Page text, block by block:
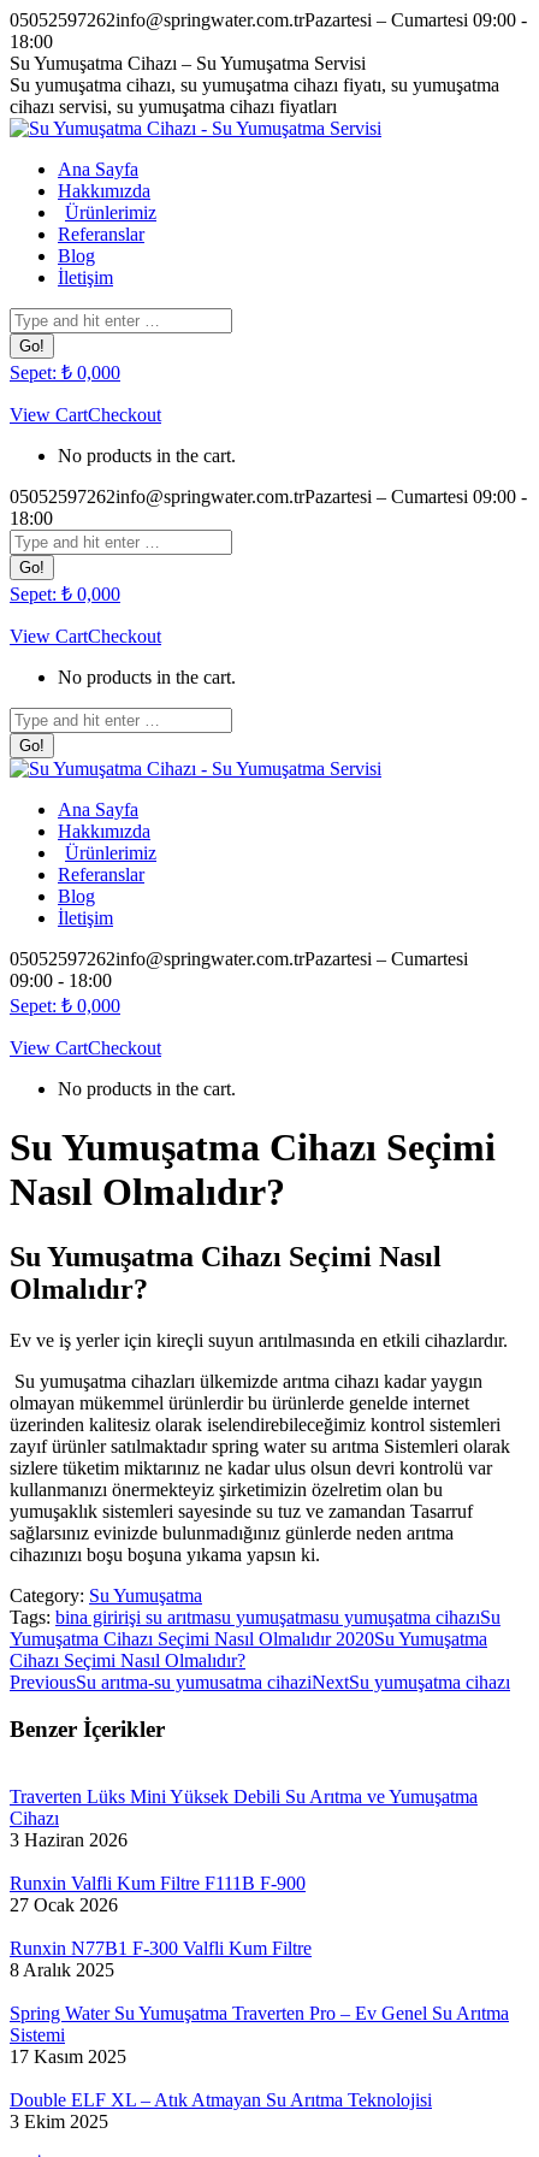
Skip
to
content
05052597262info@springwater.com.trPazartesi – Cumartesi 09:00 -
18:00
Facebook
page
opens
in
window
Twitter
page
opens
in
window
Pinterest
page
opens
in
window
Instagram
page
opens
in
window
Su Yumuşatma Cihazı – Su Yumuşatma Servisi
Su yumuşatma cihazı, su yumuşatma cihazı fiyatı, su yumuşatma
cihazı servisi, su yumuşatma cihazı fiyatları
Ana Sayfa
Hakkımızda
Ürünlerimiz
Referanslar
Blog
İletişim
Search:
Sepet: ₺ 0,000
View CartCheckout
No products in the cart.
05052597262info@springwater.com.trPazartesi – Cumartesi 09:00 -
18:00
Facebook
page
opens
in
new
window
Twitter
page
opens
in
new
window
Pinterest
page
opens
in
new
window
Instagram
page
opens
in
new
window
Search:
Sepet: ₺ 0,000
View CartCheckout
No products in the cart.
Search:
Ana Sayfa
Hakkımızda
Ürünlerimiz
Referanslar
Blog
İletişim
05052597262info@springwater.com.trPazartesi – Cumartesi
09:00 - 18:00
Sepet: ₺ 0,000
View CartCheckout
No products in the cart.
Su Yumuşatma Cihazı Seçimi
Nasıl Olmalıdır?
Su Yumuşatma Cihazı Seçimi Nasıl
Olmalıdır?
Ev ve iş yerler için kireçli suyun arıtılmasında en etkili cihazlardır.
Su yumuşatma cihazları ülkemizde arıtma cihazı kadar yaygın
olmayan mükemmel ürünlerdir bu ürünlerde genelde internet
üzerinden kalitesiz olarak iselendirebileceğimiz kontrol sistemleri
zayıf ürünler satılmaktadır spring water su arıtma Sistemleri olarak
sizlere tüketim miktarınız ne kadar ulus olsun devri kontrolü var
kullanmanızı önermekteyiz şirketimizin özelretim olan bu
yumuşaklık sistemleri sayesinde su tuz ve zamandan Tasarruf
sağlarsınız evinizde bulunmadığınız günlerde neden arıtma
cihazınızı boşu boşuna yıkama yapsın ki.
Category: Su Yumuşatma
Tags: bina giririşi su arıtmasu yumuşatmasu yumuşatma cihazıSu
Yumuşatma Cihazı Seçimi Nasıl Olmalıdır 2020Su Yumuşatma
Cihazı Seçimi Nasıl Olmalıdır?
Post
navigation
PreviousPrevious
Su arıtma-su yumusatma cihaziNextNext
Su yumuşatma cihazı
Benzer İçerikler
Traverten Lüks Mini Yüksek Debili Su Arıtma ve Yumuşatma
Cihazı
3 Haziran 2026
Runxin Valfli Kum Filtre F111B F-900
27 Ocak 2026
Runxin N77B1 F-300 Valfli Kum Filtre
8 Aralık 2025
Spring Water Su Yumuşatma Traverten Pro – Ev Genel Su Arıtma
Sistemi
17 Kasım 2025
Double ELF XL – Atık Atmayan Su Arıtma Teknolojisi
3 Ekim 2025